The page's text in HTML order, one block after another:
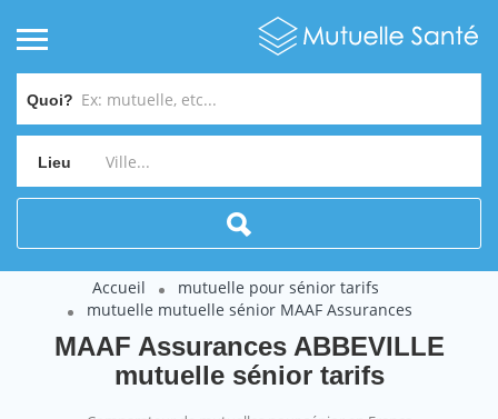
Quoi?
Lieu
Accueil
mutuelle pour sénior tarifs
mutuelle mutuelle sénior MAAF Assurances
MAAF Assurances ABBEVILLE
mutuelle sénior tarifs